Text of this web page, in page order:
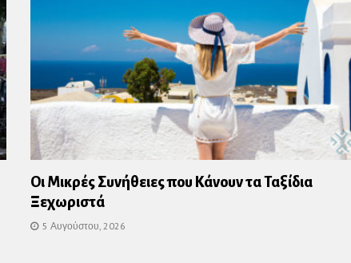
Οι Μικρές Συνήθειες που Κάνουν τα Ταξίδια
Ξεχωριστά
5 Αυγούστου, 2026